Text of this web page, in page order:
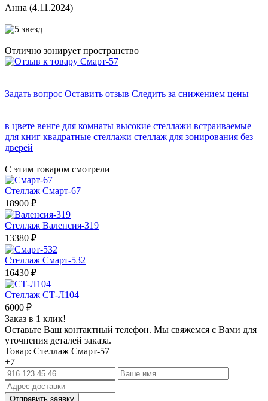
Анна (4.11.2024)
Отлично зонирует пространство
Задать вопрос Оставить отзыв Следить за снижением цены
в цвете венге для комнаты высокие стеллажи встраиваемые
для книг квадратные стеллажи стеллаж для зонирования без
дверей
С этим товаром смотрели
Стеллаж Смарт-67
18900 ₽
Стеллаж Валенсия-319
13380 ₽
Стеллаж Смарт-532
16430 ₽
Стеллаж СТ-Л104
6000 ₽
Заказ в 1 клик!
Оставьте Ваш контактный телефон. Мы свяжемся с Вами для
уточнения деталей заказа.
Товар: Стеллаж Смарт-57
+7